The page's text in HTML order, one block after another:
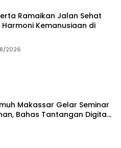
Ramaikan Jalan Sehat
Kemanusiaan di
2026
Makassar Gelar Seminar
Bahas Tantangan Digital